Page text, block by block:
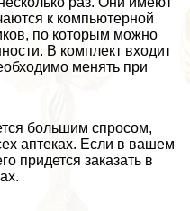
к компьютерной
по которым можно
В комплект входит
менять при
большим спросом,
аптеках. Если в вашем
придется заказать в